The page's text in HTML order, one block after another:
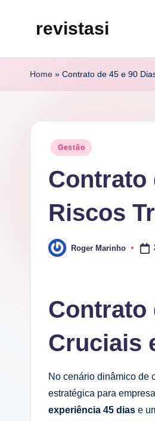
revistasi
mais
atualizado
conteúdo
internet.
Home » Contrato de 45 e 90
Posted
Gestão
Contrato
Riscos
Posted
by
Roger Marinho
Contrato
Cruciais
No cenário dinâmico de
estratégica para
experiência 45 dias e